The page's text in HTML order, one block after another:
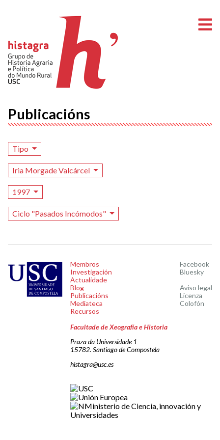
Publicacións
Tipo
Iria Morgade Valcárcel
1997
Ciclo "Pasados Incómodos"
Membros
Investigación
Actualidade
Blog
Publicacións
Mediateca
Recursos
Facebook
Bluesky
Aviso legal
Licenza
Colofón
Facultade de Xeografía e Historia
Praza da Universidade 1
15782. Santiago de Compostela
histagra@usc.es